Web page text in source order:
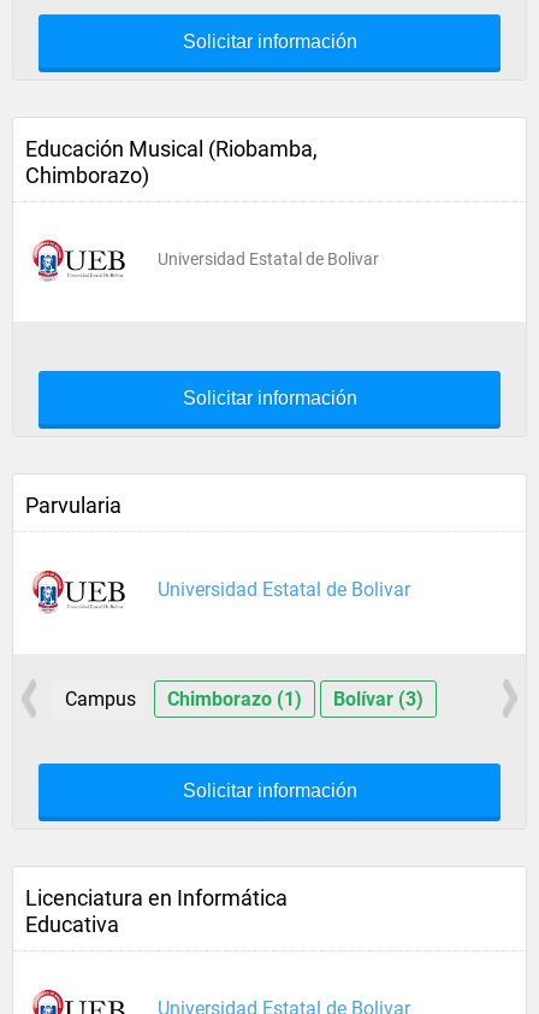
Solicitar información
Educación Musical (Riobamba,
Chimborazo)
Universidad Estatal de Bolivar
Solicitar información
Parvularia
Universidad Estatal de Bolivar
Campus Chimborazo (1) Bolívar (3)
Solicitar información
Licenciatura en Informática
Educativa
Universidad Estatal de Bolivar